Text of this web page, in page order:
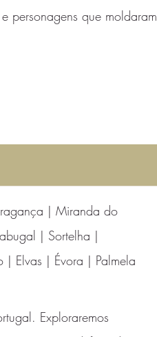
personagens que moldaram
| Miranda do
| Sortelha |
Elvas | Évora | Palmela
Exploraremos